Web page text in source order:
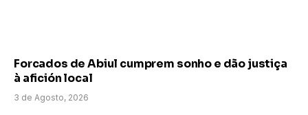
Forcados de Abiul cumprem sonho e dão justiça
à afición local
3 de Agosto, 2026